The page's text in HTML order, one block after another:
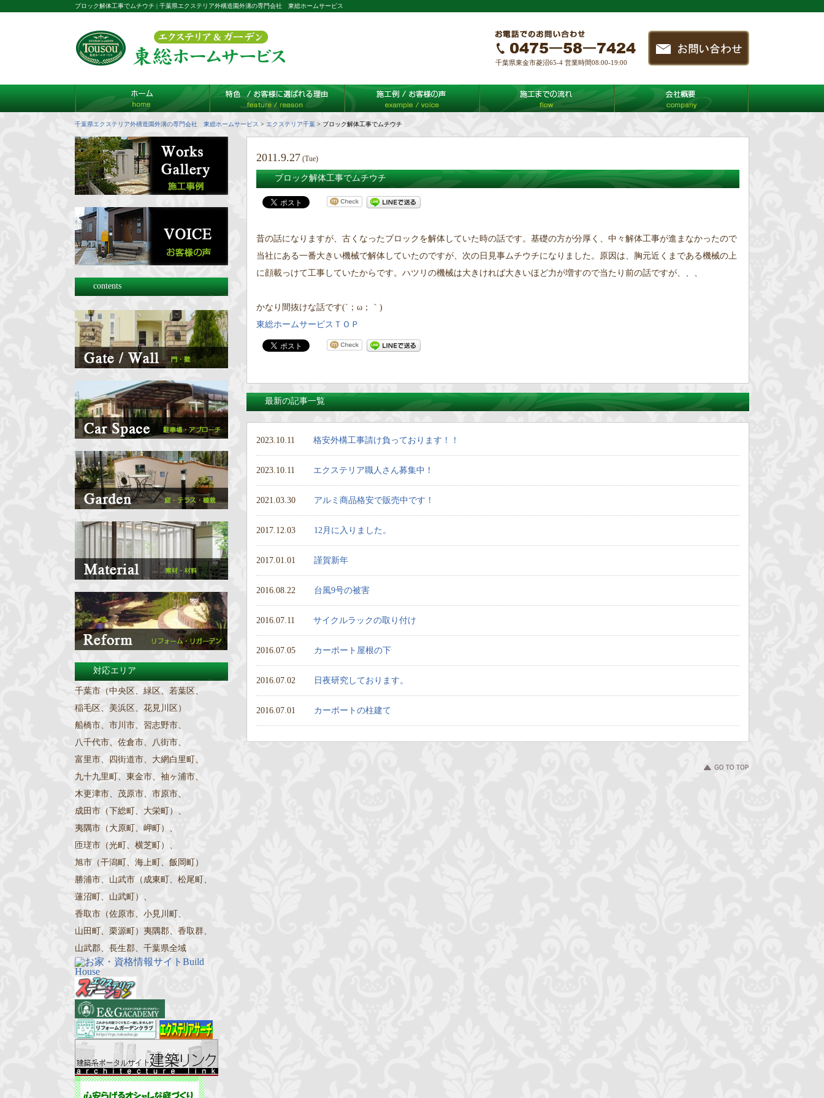
ブロック解体工事でムチウチ | 千葉県エクステリア外構造園外溝の専門会社 東総ホームサービス
千葉県東金市菱沼65-4 営業時間08:00-19:00
千葉県エクステリア外構造園外溝の専門会社 東総ホームサービス > エクステリア千葉 > ブロック解体工事でムチウチ
2011.9.27 (Tue)
ブロック解体工事でムチウチ
昔の話になりますが、古くなったブロックを解体していた時の話です。基礎の方が分厚く、中々解体工事が進まなかったので
当社にある一番大きい機械で解体していたのですが、次の日見事ムチウチになりました。原因は、胸元近くまである機械の上
に顔載っけて工事していたからです。ハツリの機械は大きければ大きいほど力が増すので当たり前の話ですが、、、
かなり間抜けな話です(´；ω；｀)
東総ホームサービスＴＯＰ
最新の記事一覧
2023.10.11 格安外構工事請け負っております！！
2023.10.11 エクステリア職人さん募集中！
2021.03.30 アルミ商品格安で販売中です！
2017.12.03 12月に入りました。
2017.01.01 謹賀新年
2016.08.22 台風9号の被害
2016.07.11 サイクルラックの取り付け
2016.07.05 カーポート屋根の下
2016.07.02 日夜研究しております。
2016.07.01 カーポートの柱建て
contents
対応エリア
千葉市（中央区、緑区、若葉区、
稲毛区、美浜区、花見川区）
船橋市、市川市、習志野市、
八千代市、佐倉市、八街市、
富里市、四街道市、大網白里町、
九十九里町、東金市、袖ヶ浦市、
木更津市、茂原市、市原市、
成田市（下総町、大栄町）、
夷隅市（大原町、岬町）、
匝瑳市（光町、横芝町）、
旭市（干潟町、海上町、飯岡町）
勝浦市、山武市（成東町、松尾町、
蓮沼町、山武町）、
香取市（佐原市、小見川町、
山田町、栗源町）夷隅郡、香取群、
山武郡、長生郡、千葉県全域